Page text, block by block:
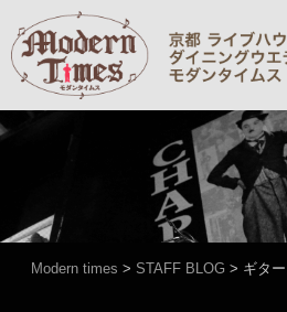
Modern times > STAFF BLOG > ギタ